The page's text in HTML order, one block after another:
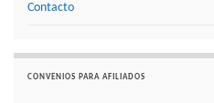
Contacto
CONVENIOS PARA AFILIADOS